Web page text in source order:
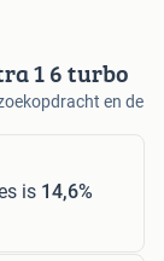
1 6 turbo
en de
is 14,6%